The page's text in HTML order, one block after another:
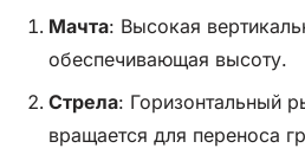
Мачта: Высокая
обеспечивающая высоту.
Стрела: Горизонтальный
вращается для переноса